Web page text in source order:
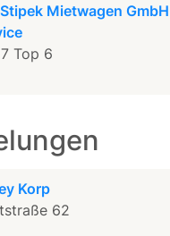
Mietwagen
Top 6
Korp
62